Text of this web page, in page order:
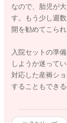
なので、胎児が
す。もう少し週
開を勧めてこら
入院セットの準
しようか迷って
対応した産褥シ
することもできる